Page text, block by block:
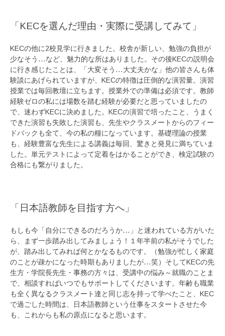
「KECを選んだ理由・実際に受講してみて」
KECの他に2校見学に行きました。校舎が新しい、勉強の負担が
少なそう…など、魅力的な所はありました。その後KECの説明会
に行き感じたことは、「大変そう…大丈夫かな」他の皆さんも体
験談にあげられていますが、KECの特徴は圧倒的な演習量。演習
授業では毎回教壇に立ちます。授業外での準備は必須です。教師
経験ゼロの私には場数を踏む経験が必要だと思っていましたの
で、迷わずKECに決めました。KECの演習で培ったこと、うまく
できた演習も失敗した演習も、先生やクラスメートからのフィー
ドバックも全て、今の私の糧になっています。基礎理論の授業
も、経験豊富な先生による講義は毎回、驚きと発見に満ちていま
した。単元テストによって定着をはかることができ、検定試験の
合格にも繋がりました。
「日本語教師を目指す方へ」
もしも今「自分にできるのだろうか…」と迷われている方がいた
ら、まず一歩踏み出してみましょう！１年半前の私がそうでした
が、踏み出してみれば何とかなるものです。（勉強が忙しく家庭
のことが疎かになった時期もありましたが…笑）そしてKECの先
生方・学院長先生・事務の方々は、受講中の悩み～就職のことま
で、相談すればいつでもサポートしてくださいます。年齢も職業
も全く異なるクラスメート達と同じ志を持って学べたこと、KEC
で過ごした時間は、日本語教師という仕事をスタートさせた今
も、これからも私の原点になると思います。